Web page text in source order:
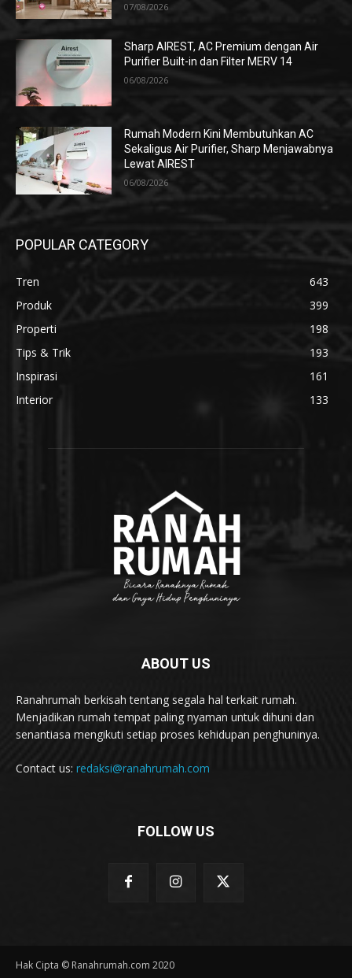
07/08/2026
Sharp AIREST, AC Premium dengan Air
Purifier Built-in dan Filter MERV 14
06/08/2026
Rumah Modern Kini Membutuhkan AC
Sekaligus Air Purifier, Sharp Menjawabnya
Lewat AIREST
06/08/2026
POPULAR CATEGORY
Tren
643
Produk
399
Properti
198
Tips & Trik
193
Inspirasi
161
Interior
133
ABOUT US
Ranahrumah berkisah tentang segala hal terkait rumah.
Menjadikan rumah tempat paling nyaman untuk dihuni dan
senantiasa mengikuti setiap proses kehidupan penghuninya.
Contact us: redaksi@ranahrumah.com
FOLLOW US
Hak Cipta © Ranahrumah.com 2020